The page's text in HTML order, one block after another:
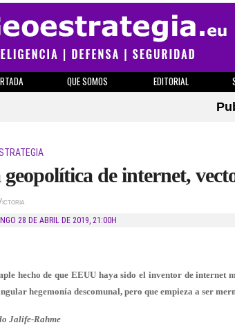
QUE SOMOS EDITORIAL
de internet,
28 DE ABRIL DE 2019, 21:00H
hecho de que EEUU haya sido el inventor de internet
hegemonía descomunal, pero que empieza a ser
Jalife-Rahme